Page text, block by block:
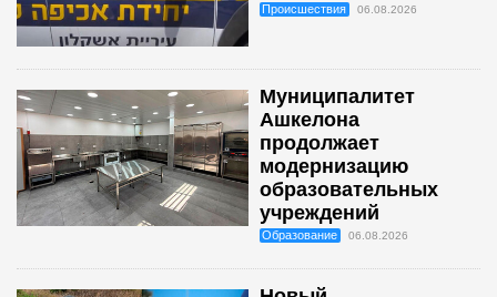
Происшествия 06.08.2026
Муниципалитет
Ашкелона
продолжает
модернизацию
образовательных
учреждений
Образование 06.08.2026